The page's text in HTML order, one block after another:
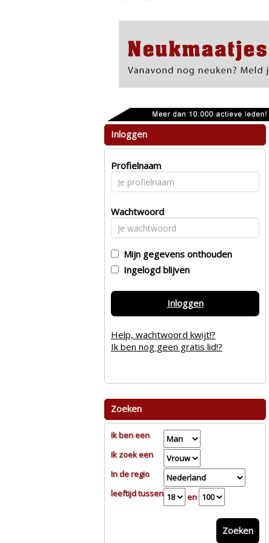
Inloggen
Profielnaam
Wachtwoord
Mijn gegevens onthouden
Ingelogd blijven
Inloggen
Help, wachtwoord kwijt!?
Ik ben nog geen gratis lid!?
Zoeken
Ik ben een
Ik zoek een
In de regio
leeftijd tussen
en
Zoeken